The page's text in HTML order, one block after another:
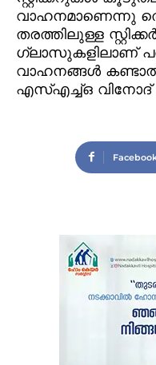
വാഹനമാണെന്നു
തരത്തിലുള്ള
ഗ്ലാസുകളിലാണ്
വാഹനങ്ങൾ കണ്ടാൽ
എസ്എച്ച്ഒ വിനോദ്